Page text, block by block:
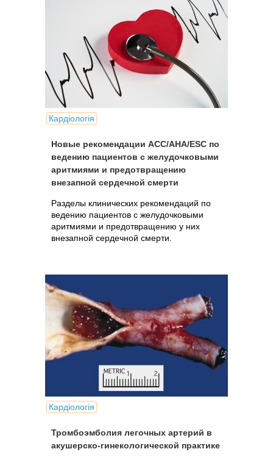
Кардіологія
Новые рекомендации ACC/AHA/ESC по
ведению пациентов с желудочковыми
аритмиями и предотвращению
внезапной сердечной смерти
Разделы клинических рекомендаций по
ведению пациентов с желудочковыми
аритмиями и предотвращению у них
внезапной сердечной смерти.
Кардіологія
Тромбоэмболия легочных артерий в
акушерско-гинекологической практике